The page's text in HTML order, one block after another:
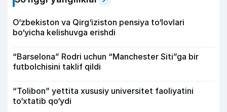
O‘zbekiston va Qirg‘iziston pensiya to‘lovlari
bo‘yicha kelishuvga erishdi
“Barselona” Rodri uchun “Manchester Siti”ga bir
futbolchisini taklif qildi
“Tolibon” yettita xususiy universitet faoliyatini
to‘xtatib qo‘ydi